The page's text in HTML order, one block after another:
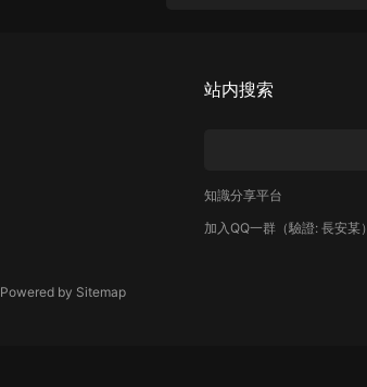
站内搜索
知識分享平台
加入QQ一群（驗證: 長安某）
Powered by Sitemap